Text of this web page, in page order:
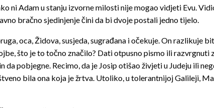
ni Adam u stanju izvorne milosti nije mogao vidjeti Evu.
bračno sjedinjenje čini da bi dvoje postali jedno tijelo.
oca, Židova, susjeda, sugrađana i očekuje. On razlikuje
što je to točno značilo? Dati otpusno pismo ili razvrgnuti
pobjegne. Recimo, da je Josip otišao živjeti u Judeju ili
bila ona koja je žrtva. Utoliko, u tolerantnijoj Galileji,